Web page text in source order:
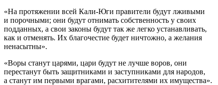
«На протяжении всей Кали-Юги правители будут лживыми
и порочными; они будут отнимать собственность у своих
подданных, а свои законы будут так же легко устанавливать,
как и отменять. Их благочестие будет ничтожно, а желания
ненасытны».
«Воры станут царями, цари будут не лучше воров, они
перестанут быть защитниками и заступниками для народов,
а станут им первыми врагами, расхитителями их имущества».